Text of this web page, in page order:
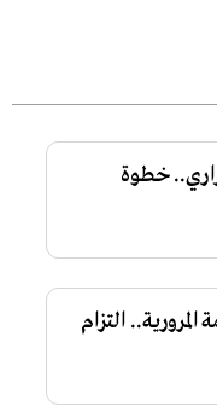
خطوة
التزام